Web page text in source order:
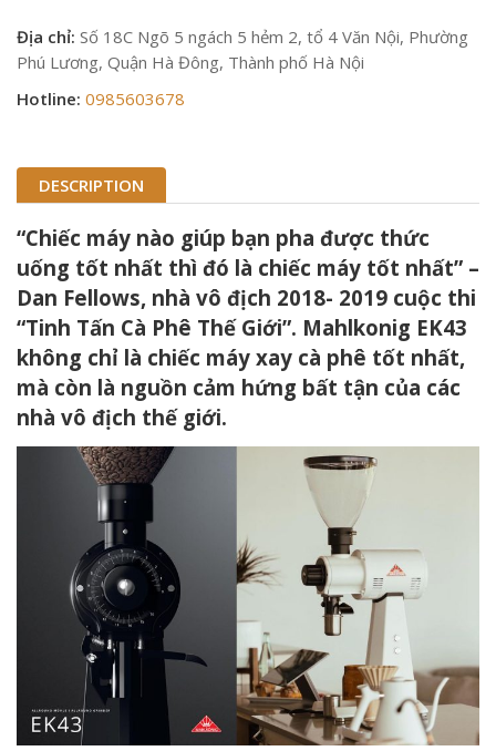
Địa chỉ: Số 18C Ngõ 5 ngách 5 hẻm 2, tổ 4 Văn Nội, Phường
Phú Lương, Quận Hà Đông, Thành phố Hà Nội
Hotline: 0985603678
DESCRIPTION
“Chiếc máy nào giúp bạn pha được thức
uống tốt nhất thì đó là chiếc máy tốt nhất” –
Dan Fellows, nhà vô địch 2018- 2019 cuộc thi
“Tinh Tấn Cà Phê Thế Giới”. Mahlkonig EK43
không chỉ là chiếc máy xay cà phê tốt nhất,
mà còn là nguồn cảm hứng bất tận của các
nhà vô địch thế giới.